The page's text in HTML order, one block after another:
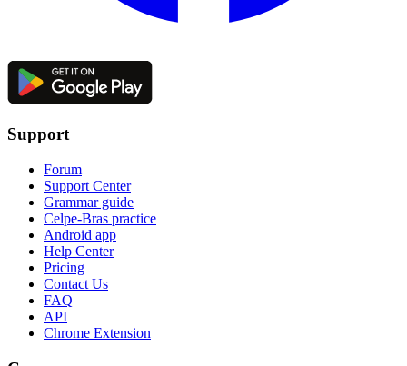
Support
Forum
Support Center
Grammar guide
Celpe-Bras practice
Android app
Help Center
Pricing
Contact Us
FAQ
API
Chrome Extension